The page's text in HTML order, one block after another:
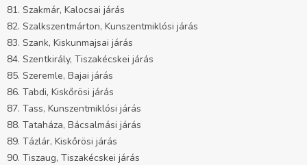
81. Szakmár, Kalocsai járás
82. Szalkszentmárton, Kunszentmiklósi járás
83. Szank, Kiskunmajsai járás
84. Szentkirály, Tiszakécskei járás
85. Szeremle, Bajai járás
86. Tabdi, Kiskőrösi járás
87. Tass, Kunszentmiklósi járás
88. Tataháza, Bácsalmási járás
89. Tázlár, Kiskőrösi járás
90. Tiszaug, Tiszakécskei járás